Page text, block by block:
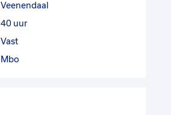
Veenendaal
40 uur
Vast
Mbo